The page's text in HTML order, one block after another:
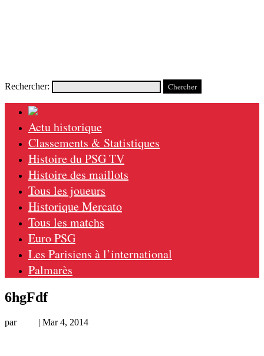
Rechercher:
Actu historique
Classements & Statistiques
Histoire du PSG TV
Histoire des maillots
Tous les joueurs
Historique Mercato
Tous les matchs
Euro PSG
Les Parisiens à l’international
Palmarès
6hgFdf
par | Mar 4, 2014